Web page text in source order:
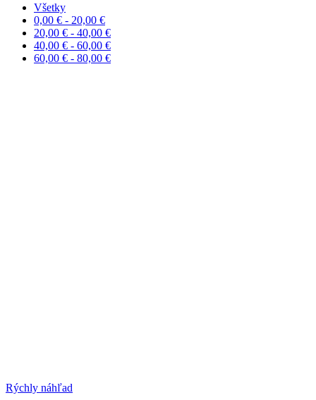
Všetky
0,00 € - 20,00 €
20,00 € - 40,00 €
40,00 € - 60,00 €
60,00 € - 80,00 €
Rýchly náhľad